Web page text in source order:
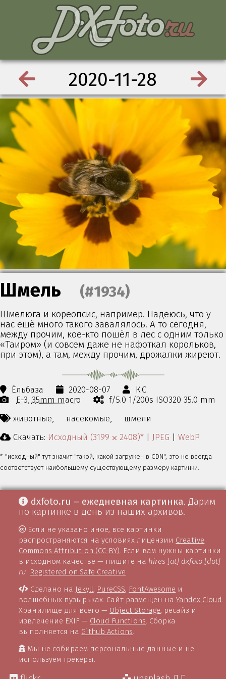
2020-11-28
Шмель (#1934)
Шмелюга и кореопсис, например. Надеюсь, что у
нас ещё много такого завалялось. А то сегодня,
между прочим, кое-кто пошёл в лес с одним только
«Таиром» (и совсем даже не нафоткал корольков,
при этом), а там, между прочим, дрожалки жиреют.
Ёльбаза 2020-08-07
К.С.
E-3 35mm macro
f/5.0 1/200s ISO320 35.0 mm
животные,
насекомые,
шмели
Скачать: Исходный (3199 ⨉ 2408)* | JPEG | WebP
* "исходный" тут значит "такой, какой загружен в CDN", это не всегда
соответствует наибольшему существующему размеру картинки.
dxfoto.ru – ежедневная картинка. Дарим
по картинке в день из наших архивов.
Если не указано иное, все картинки
распространяются на условиях лицензии Creative
Commons Attribution (CC-BY) . Если вам нужны картинки
в исходном качестве — пишите на hires [at] dxfoto [dot]
ru Registered on Safe Creative
Сделано на Jekyll, PureCSS, FontAwesome и
волшебных пузырьках. Сайт размещён наYandex Cloud.
Хранилище для всего — Object Storage, ресайз и
извлечение EXIF — Cloud Functions. Сборка
выполняется на Github Actions.
Мы не собираем персональные данные и не
используем трекеры.